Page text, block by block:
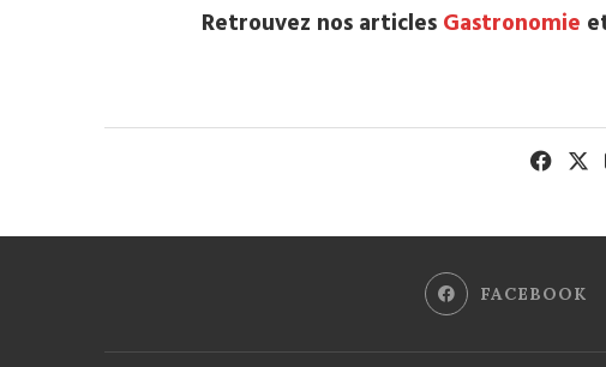
Retrouvez nos articles Gastronomie
FACEBOOK